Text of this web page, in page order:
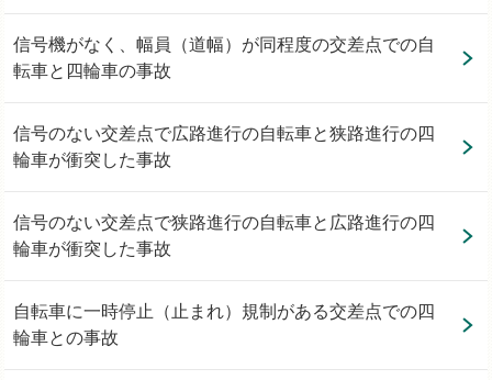
信号機がなく、幅員（道幅）が同程度の交差点での自
転車と四輪車の事故
信号のない交差点で広路進行の自転車と狭路進行の四
輪車が衝突した事故
信号のない交差点で狭路進行の自転車と広路進行の四
輪車が衝突した事故
自転車に一時停止（止まれ）規制がある交差点での四
輪車との事故